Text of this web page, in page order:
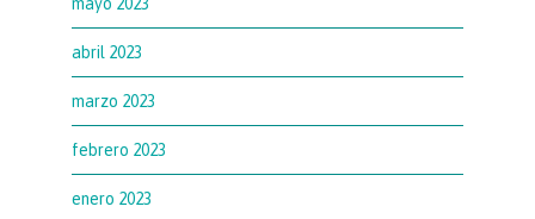
abril 2023
marzo 2023
febrero 2023
enero 2023